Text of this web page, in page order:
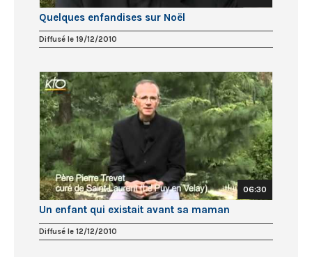
Quelques enfandises sur Noël
Diffusé le 19/12/2010
06:30
Un enfant qui existait avant sa maman
Diffusé le 12/12/2010